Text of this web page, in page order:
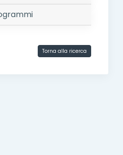
Torna alla ricerca